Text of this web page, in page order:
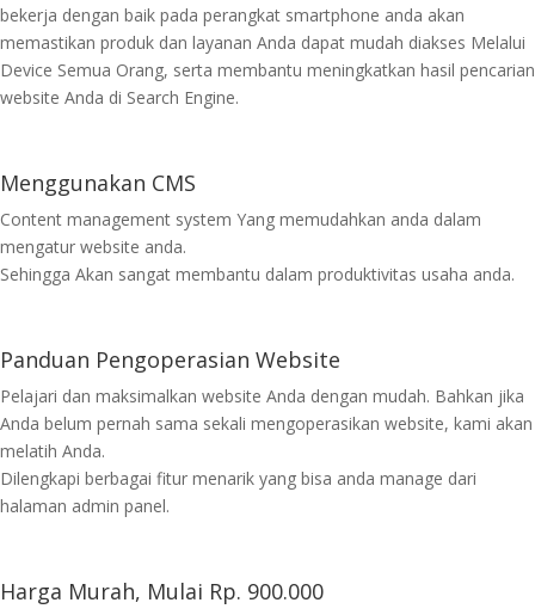
bekerja dengan baik pada perangkat smartphone anda akan
memastikan produk dan layanan Anda dapat mudah diakses Melalui
Device Semua Orang, serta membantu meningkatkan hasil pencarian
website Anda di Search Engine.
Menggunakan CMS
Content management system Yang memudahkan anda dalam
mengatur website anda.
Sehingga Akan sangat membantu dalam produktivitas usaha anda.
Panduan Pengoperasian Website
Pelajari dan maksimalkan website Anda dengan mudah. Bahkan jika
Anda belum pernah sama sekali mengoperasikan website, kami akan
melatih Anda.
Dilengkapi berbagai fitur menarik yang bisa anda manage dari
halaman admin panel.
Harga Murah, Mulai Rp. 900.000